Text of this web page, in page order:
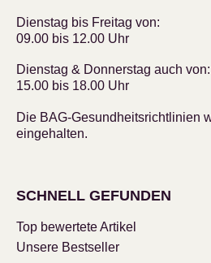
Dienstag bis Freitag von:
09.00 bis 12.00 Uhr
Dienstag & Donnerstag auch von:
15.00 bis 18.00 Uhr
Die BAG-Gesundheitsrichtlinien
eingehalten.
SCHNELL GEFUNDEN
Top bewertete Artikel
Unsere Bestseller